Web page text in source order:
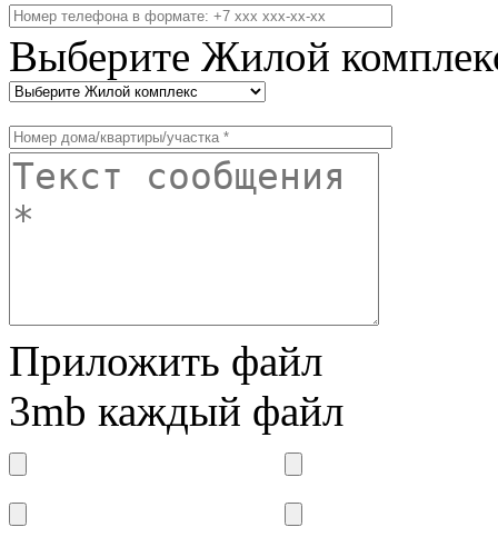
Выберите Жилой
Приложить файл
3mb каждый файл